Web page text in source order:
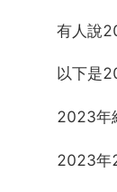
有人說
以下是
2023年
2023年